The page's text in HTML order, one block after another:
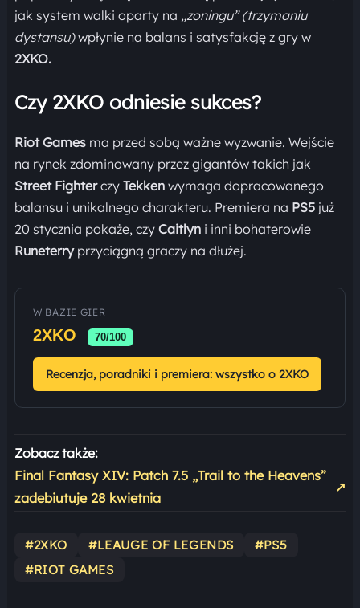
jak system walki oparty na „zoningu” (trzymaniu
dystansu)wpłynie na balans i satysfakcję z gry w
2XKO.
Czy 2XKO odniesie sukces?
Riot Gamesma przed sobą ważne wyzwanie. Wejście
na rynek zdominowany przez gigantów takich jak
Street Fighterczy Tekkenwymaga dopracowanego
balansu i unikalnego charakteru. Premiera na PS5już
20 stycznia pokaże, czy Caitlyni inni bohaterowie
Runeterryprzyciągną graczy na dłużej.
W BAZIE GIER
2XKO 70/100
Recenzja, poradniki i premiera: wszystko o 2XKO
Zobacz także:
Final Fantasy XIV: Patch 7.5 „Trail to the Heavens”
zadebiutuje 28 kwietnia
↗
#2XKO #LEAUGE OF LEGENDS
#PS5
#RIOT GAMES